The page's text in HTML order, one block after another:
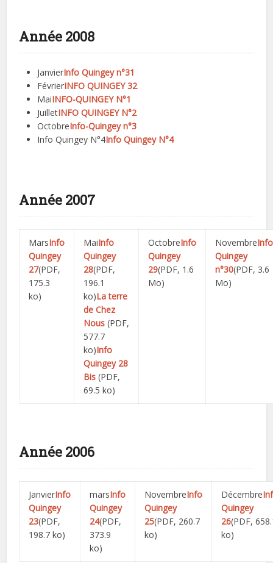
Année 2008
JanvierInfo Quingey n°31
FévrierINFO QUINGEY 32
MaiINFO-QUINGEY N°1
JuilletINFO QUINGEY N°2
OctobreInfo-Quingey n°3
Info Quingey N°4Info Quingey N°4
Année 2007
MarsInfo
Quingey
27(PDF,
175.3
ko)
MaiInfo
Quingey
28(PDF,
196.1
ko)La terre
de Chez
Nous (PDF,
577.7
ko)Info
Quingey 28
Bis (PDF,
69.5 ko)
OctobreInfo
Quingey
29(PDF, 1.6
Mo)
NovembreInfo
Quingey
n°30(PDF, 3.6
Mo)
Année 2006
JanvierInfo
Quingey
23(PDF,
198.7 ko)
marsInfo
Quingey
24(PDF,
373.9
ko)
NovembreInfo
Quingey
25(PDF, 260.7
ko)
Décembre
Quingey
26(PDF,
ko)